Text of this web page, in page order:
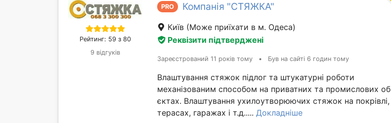
Рейтинг: 59 з 80
9 відгуків
PRO Компанія "СТЯЖКА"
Київ (Може приїхати в м. Одеса)
Реквізити підтверджені
Зареєстрований 11 років тому • Був на сайті 6 годин тому
Влаштування стяжок підлог та штукатурні роботи
механізованим способом на приватних та промислових об
єктах. Влаштування ухилоутворюючих стяжок на покрівлі,
терасах, гаражах і т.д..... Докладніше